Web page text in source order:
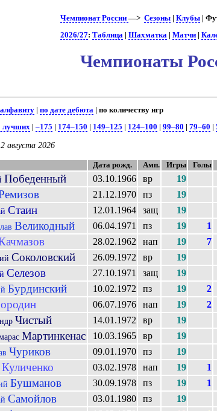
Чемпионат России —> Сезоны| Клубы|
2026/27: Таблица | Шахматка | Матчи|
Чемпионаты
| по дате дебюта | по количеству игр
лучших | –175 | 174–150 | 149–125 | 124–100 | 99–80 | 79–60 |
августа 2026
Дата рожд. Амп. Игры Голы
Победенный 03.10.1966 вр 19
21.12.1970 пз 19
Стаин 12.01.1964 защ 19
Великодный 06.04.1971 пз 19 1
28.02.1962 нап 19 7
Соколовский 26.09.1972 вр 19
Селезов 27.10.1971 защ 19
Бурдинский 10.02.1972 пз 19 2
06.07.1976 нап 19 2
Чистый 14.01.1972 вр 19
Мартинкенас 10.03.1965 вр 19
Чуриков 09.01.1970 пз 19
Куличенко 03.02.1978 нап 19 1
Бушманов 30.09.1978 пз 19 1
Самойлов 03.01.1980 пз 19